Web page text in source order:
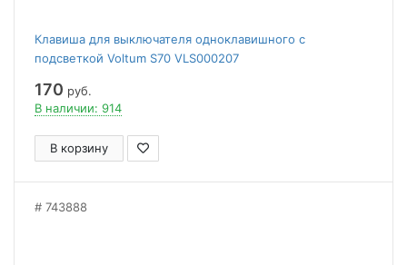
Клавиша для выключателя одноклавишного c
подсветкой Voltum S70 VLS000207
170 руб.
В наличии: 914
В корзину
743888